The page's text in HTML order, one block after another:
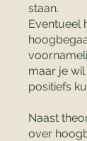
staan.
Eventueel
maar je
positiefs
Naast
over